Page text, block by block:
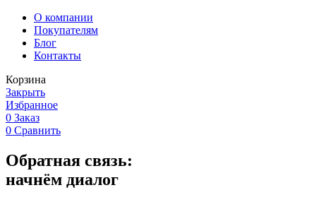
О компании
Покупателям
Блог
Контакты
Корзина
Закрыть
Избранное
0 Заказ
0 Сравнить
Обратная связь:
начнём диалог